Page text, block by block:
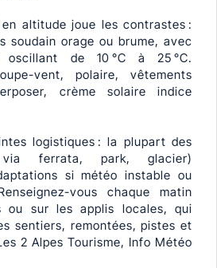
altitude joue les contrastes :
soudain orage ou brume, avec
oscillant de 10 °C à 25 °C.
vent, polaire, vêtements
crème solaire indice
logistiques : la plupart des
ferrata, park, glacier)
si météo instable ou
vous chaque matin
ou sur les applis locales, qui
sentiers, remontées, pistes et
2 Alpes Tourisme, Info Météo